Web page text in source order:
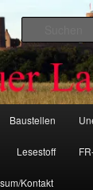
Baustellen
Lesestoff
Kontakt